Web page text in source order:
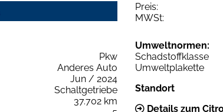
Preis:
MWSt:
Pkw
Anderes Auto
Jun / 2024
Schaltgetriebe
37.702 km
Umweltnormen:
Schadstoffklasse
Umweltplakette
Standort
Details zum